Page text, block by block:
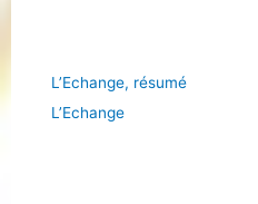
L’Echange, résumé
L’Echange